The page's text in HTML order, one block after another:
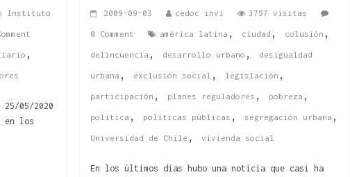
Instituto
,
05/2020
en los
2009-09-03 cedoc invi 3797 visitas
0 Comment américa latina , ciudad , colusión ,
delincuencia , desarrollo urbano , desigualdad
urbana , exclusión social , legislación ,
participación , planes reguladores , pobreza ,
política , políticas públicas , segregación urbana ,
Universidad de Chile ,vivienda social
En los últimos días hubo una noticia que casi ha